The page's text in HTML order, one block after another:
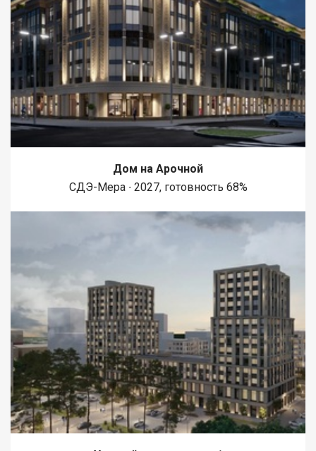
цветочные клумбы. По периметру растут сосны, елки, кедр.
Подъезд к территории чистят круглогодично. Так же
возможен обмен на одно- или двухкомнатную квартиру
улучшенной планировки в Западном районе плюс Ваша
доплата. Приглашаем на просмотр! Назовите при звонке
данный номер объявления - 540730 Номер объекта: 540730.
Ольга
Дом на Арочной
СДЭ-Мера ∙ 2027, готовность 68%